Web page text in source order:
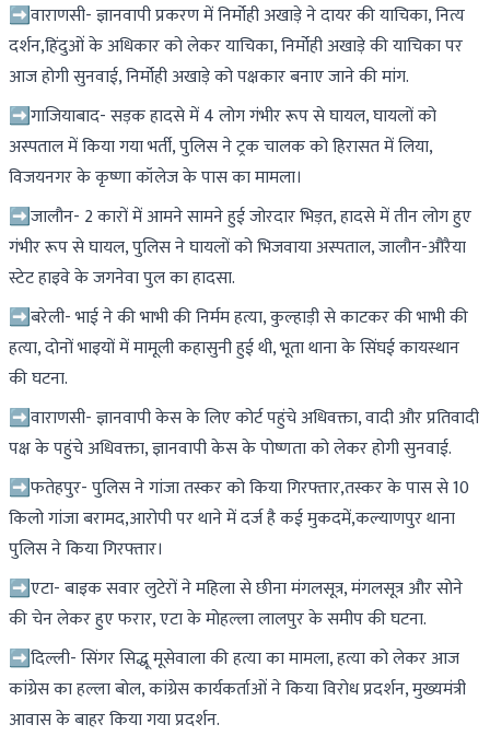
➡वाराणसी- ज्ञानवापी प्रकरण में निर्मोही अखाड़े ने दायर की याचिका, नित्य
दर्शन,हिंदुओं के अधिकार को लेकर याचिका, निर्मोही अखाड़े की याचिका पर
आज होगी सुनवाई, निर्मोही अखाड़े को पक्षकार बनाए जाने की मांग.
➡गाजियाबाद- सड़क हादसे में 4 लोग गंभीर रूप से घायल, घायलों को
अस्पताल में किया गया भर्ती, पुलिस ने ट्रक चालक को हिरासत में लिया,
विजयनगर के कृष्णा कॉलेज के पास का मामला।
➡जालौन- 2 कारों में आमने सामने हुई जोरदार भिड़त, हादसे में तीन लोग हुए
गंभीर रूप से घायल, पुलिस ने घायलों को भिजवाया अस्पताल, जालौन-औरैया
स्टेट हाइवे के जगनेवा पुल का हादसा.
➡बरेली- भाई ने की भाभी की निर्मम हत्या, कुल्हाड़ी से काटकर की भाभी की
हत्या, दोनों भाइयों में मामूली कहासुनी हुई थी, भूता थाना के सिंघई कायस्थान
की घटना.
➡वाराणसी- ज्ञानवापी केस के लिए कोर्ट पहुंचे अधिवक्ता, वादी और प्रतिवादी
पक्ष के पहुंचे अधिवक्ता, ज्ञानवापी केस के पोष्णता को लेकर होगी सुनवाई.
➡फतेहपुर- पुलिस ने गांजा तस्कर को किया गिरफ्तार,तस्कर के पास से 10
किलो गांजा बरामद,आरोपी पर थाने में दर्ज है कई मुकदमें,कल्याणपुर थाना
पुलिस ने किया गिरफ्तार।
➡एटा- बाइक सवार लुटेरों ने महिला से छीना मंगलसूत्र, मंगलसूत्र और सोने
की चेन लेकर हुए फरार, एटा के मोहल्ला लालपुर के समीप की घटना.
➡दिल्ली- सिंगर सिद्धू मूसेवाला की हत्या का मामला, हत्या को लेकर आज
कांग्रेस का हल्ला बोल, कांग्रेस कार्यकर्ताओं ने किया विरोध प्रदर्शन, मुख्यमंत्री
आवास के बाहर किया गया प्रदर्शन.